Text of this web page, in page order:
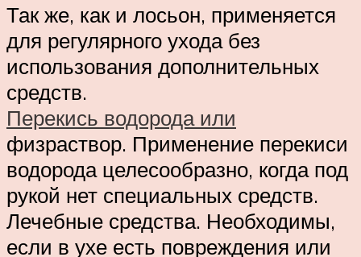
Так же, как и лосьон, применяется
для регулярного ухода без
использования дополнительных
средств.
Перекись водорода или
физраствор. Применение перекиси
водорода целесообразно, когда под
рукой нет специальных средств.
Лечебные средства. Необходимы,
если в ухе есть повреждения или